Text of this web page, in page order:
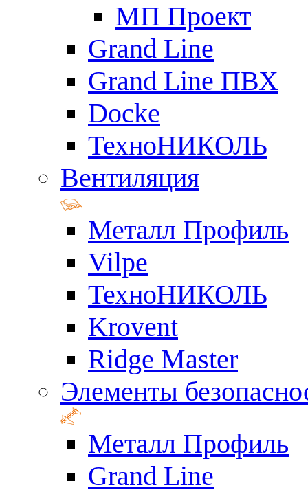
МП Проект
Grand Line
Grand Line ПВХ
Docke
ТехноНИКОЛЬ
Вентиляция
Металл Профиль
Vilpe
ТехноНИКОЛЬ
Krovent
Ridge Master
Элементы
Металл Профиль
Grand Line